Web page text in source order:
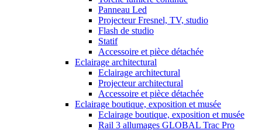
Panneau Led
Projecteur Fresnel, TV, studio
Flash de studio
Statif
Accessoire et pièce détachée
Eclairage architectural
Eclairage architectural
Projecteur architectural
Accessoire et pièce détachée
Eclairage boutique, exposition et musée
Eclairage boutique, exposition et musée
Rail 3 allumages GLOBAL Trac Pro